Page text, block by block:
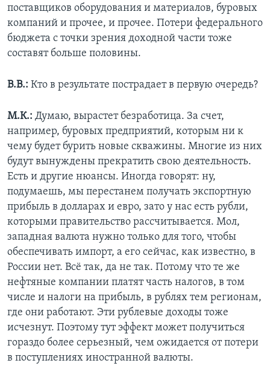
поставщиков оборудования и материалов, буровых
компаний и прочее, и прочее. Потери федерального
бюджета с точки зрения доходной части тоже
составят больше половины.
В.В.: Кто в результате пострадает в первую очередь?
М.К.: Думаю, вырастет безработица. За счет,
например, буровых предприятий, которым ни к
чему будет бурить новые скважины. Многие из них
будут вынуждены прекратить свою деятельность.
Есть и другие нюансы. Иногда говорят: ну,
подумаешь, мы перестанем получать экспортную
прибыль в долларах и евро, зато у нас есть рубли,
которыми правительство рассчитывается. Мол,
западная валюта нужно только для того, чтобы
обеспечивать импорт, а его сейчас, как известно, в
России нет. Всё так, да не так. Потому что те же
нефтяные компании платят часть налогов, в том
числе и налоги на прибыль, в рублях тем регионам,
где они работают. Эти рублевые доходы тоже
исчезнут. Поэтому тут эффект может получиться
гораздо более серьезный, чем ожидается от потери
в поступлениях иностранной валюты.